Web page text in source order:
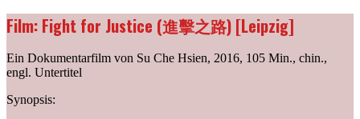
Film: Fight for Justice (進擊之路) [Leipzig]
Ein Dokumentarfilm von Su Che Hsien, 2016, 105 Min., chin.,
engl. Untertitel
Synopsis: